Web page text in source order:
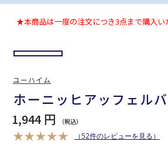
ホーニッヒアッフェル
1,944 円
（52件のレビューを見る）
★本商品は一度の注文につき3点まで購入い
ユーハイム